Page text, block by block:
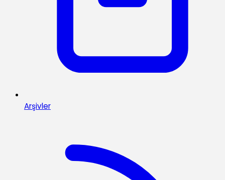
Arşivler